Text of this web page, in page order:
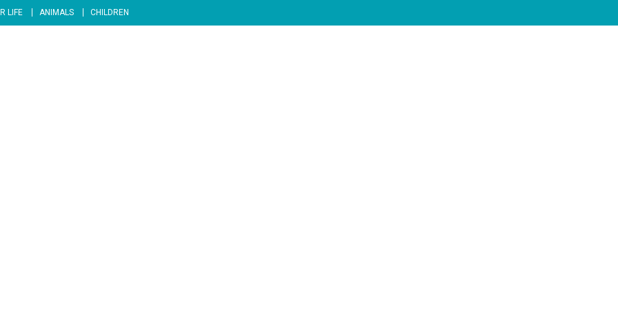
LIFE ANIMALS CHILDREN